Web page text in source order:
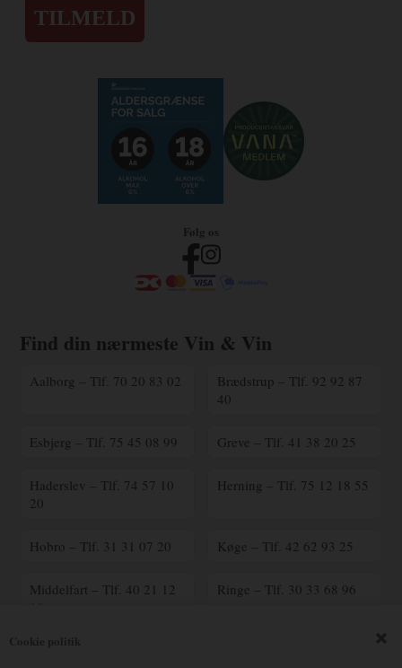
TILMELD
Følg os
Find din nærmeste Vin & Vin
Aalborg – Tlf. 70 20 83 02
Brædstrup – Tlf. 92 92 87
40
Esbjerg – Tlf. 75 45 08 99 Greve – Tlf. 41 38 20 25
Haderslev – Tlf. 74 57 10
20
Herning – Tlf. 75 12 18 55
Hobro – Tlf. 31 31 07 20 Køge – Tlf. 42 62 93 25
Middelfart – Tlf. 40 21 12
Ringe – Tlf. 30 33 68 96